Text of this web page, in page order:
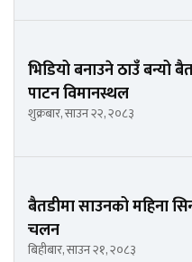
भिडियो बनाउने ठाउँ बन्यो
पाटन विमानस्थल
शुक्रबार, साउन २२, २०८३
बैतडीमा साउनको महिना
चलन
बिहीबार, साउन २१, २०८३